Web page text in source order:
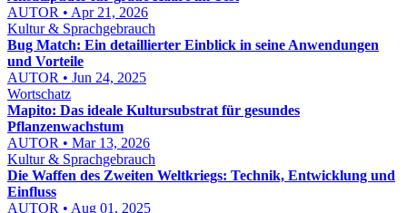
AUTOR • Apr 21, 2026
Kultur & Sprachgebrauch
Bug Match: Ein detaillierter Einblick in seine Anwendungen
und Vorteile
AUTOR • Jun 24, 2025
Wortschatz
Mapito: Das ideale Kultursubstrat für gesundes
Pflanzenwachstum
AUTOR • Mar 13, 2026
Kultur & Sprachgebrauch
Die Waffen des Zweiten Weltkriegs: Technik, Entwicklung und
Einfluss
AUTOR • Aug 01, 2025